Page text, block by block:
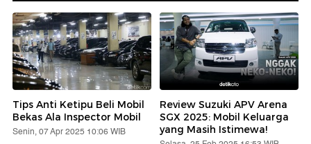
Tips Anti Ketipu Beli Mobil
Bekas Ala Inspector Mobil
Senin, 07 Apr 2025 10:06 WIB
Review Suzuki APV Arena
SGX 2025: Mobil Keluarga
yang Masih Istimewa!